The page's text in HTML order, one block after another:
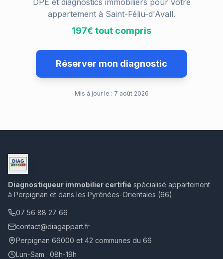
DPE et diagnostics immobiliers pour votre
appartement à Saint-Féliu-d'Avall.
197€ tout compris
Réserver mon diagnostic
Mis à jour le : 7 août 2026
Diagnostiqueur immobilier certifié spécialisé appartement
à Perpignan et dans les Pyrénées-Orientales (66).
07 56 88 27 66
contact@diagappart.fr
Perpignan 66000 et 42 communes du 66
Lun-Sam : 08h-19h